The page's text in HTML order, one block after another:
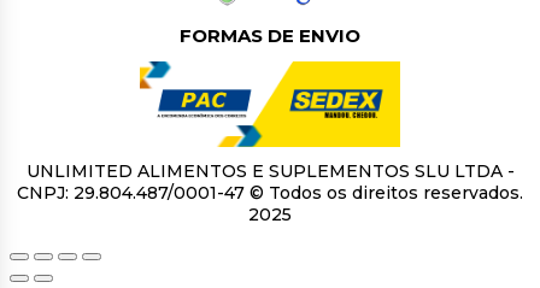
FORMAS DE ENVIO
UNLIMITED ALIMENTOS E SUPLEMENTOS SLU LTDA -
CNPJ: 29.804.487/0001-47 © Todos os direitos reservados.
2025